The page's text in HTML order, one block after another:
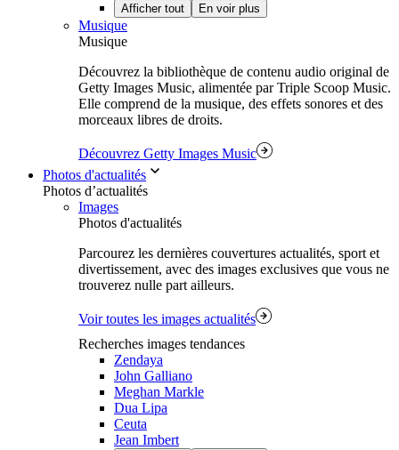
Afficher tout En voir plus
Musique
Musique
Découvrez la bibliothèque de contenu audio original de
Getty Images Music, alimentée par Triple Scoop Music.
Elle comprend de la musique, des effets sonores et des
morceaux libres de droits.
Découvrez Getty Images Music
Photos d'actualités
Photos d’actualités
Images
Photos d'actualités
Parcourez les dernières couvertures actualités, sport et
divertissement, avec des images exclusives que vous ne
trouverez nulle part ailleurs.
Voir toutes les images actualités
Recherches images tendances
Zendaya
John Galliano
Meghan Markle
Dua Lipa
Ceuta
Jean Imbert